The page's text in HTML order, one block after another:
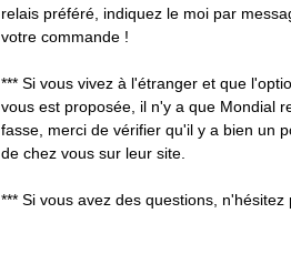
relais préféré, indiquez le moi par
votre commande !
*** Si vous vivez à l'étranger et que
vous est proposée, il n'y a que Mondial
fasse, merci de vérifier qu'il y a bien un
de chez vous sur leur site.
*** Si vous avez des questions, n'hésitez